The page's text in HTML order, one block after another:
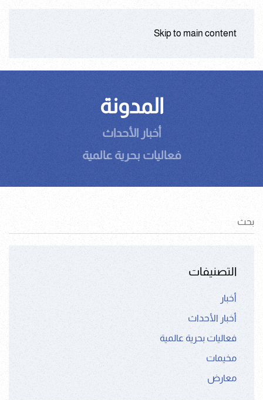
Skip to main content
المدونة
أخبار الأحداث
فعاليات بحرية عالمية
التصنيفات
أخبار
أخبار الأحداث
فعاليات بحرية عالمية
مخيمات
معارض